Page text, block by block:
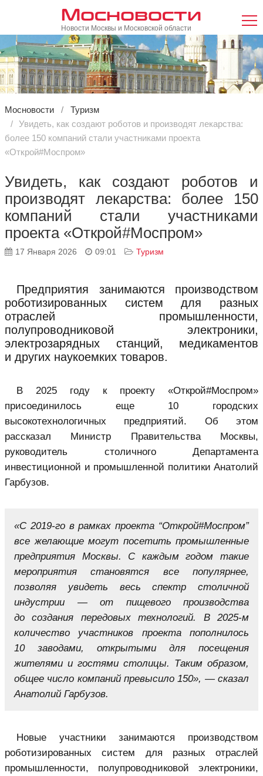
Мосновости
Новости Москвы и Московской области
Мосновости
Туризм
Увидеть, как создают роботов и производят лекарства:
более 150 компаний стали участниками проекта
«Открой#Моспром»
Увидеть, как создают роботов и
производят лекарства: более 150
компаний стали участниками
проекта «Открой#Моспром»
17 Января 2026 09:01 Туризм
Предприятия занимаются производством
роботизированных систем для разных
отраслей промышленности,
полупроводниковой электроники,
электрозарядных станций, медикаментов
и других наукоемких товаров.
В 2025 году к проекту «Открой#Моспром»
присоединилось еще 10 городских
высокотехнологичных предприятий. Об этом
рассказал Министр Правительства Москвы,
руководитель столичного Департамента
инвестиционной и промышленной политики Анатолий
Гарбузов.
«С 2019-го в рамках проекта “Открой#Моспром”
все желающие могут посетить промышленные
предприятия Москвы. С каждым годом такие
мероприятия становятся все популярнее,
позволяя увидеть весь спектр столичной
индустрии — от пищевого производства
до создания передовых технологий. В 2025-м
количество участников проекта пополнилось
10 заводами, открытыми для посещения
жителями и гостями столицы. Таким образом,
общее число компаний превысило 150», — сказал
Анатолий Гарбузов.
Новые участники занимаются производством
роботизированных систем для разных отраслей
промышленности, полупроводниковой электроники,